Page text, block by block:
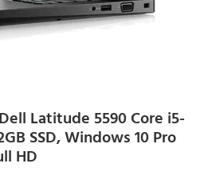
Latitude 5590 Core i5-
SSD, Windows 10 Pro
HD